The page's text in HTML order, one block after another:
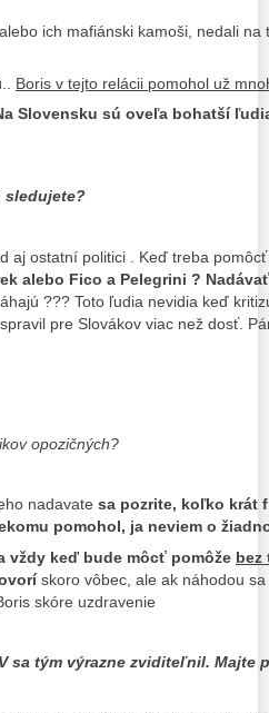
ich mafiánski kamoši, nedali
Boris v tejto relácii pomohol už
Slovensku sú oveľa bohatší
sledujete?
aj ostatní politici . Keď treba
alebo Fico a Pelegrini ?
??? Toto ľudia nevidia keď
pre Slovákov viac než dosť.
opozičných?
nadavate sa pozrite, koľko krát
pomohol, ja neviem o
vždy keď bude môcť pomôže bez
skoro vôbec, ale ak náhodou
skóre uzdravenie
sa tým výrazne zviditeľnil. Majte